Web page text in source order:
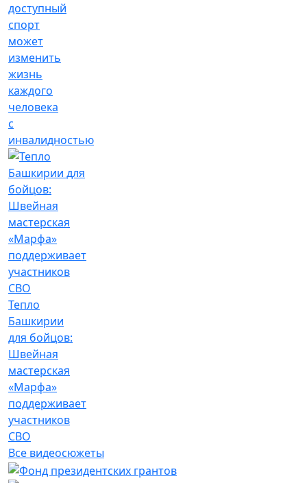
доступный
спорт
может
изменить
жизнь
каждого
человека
с
инвалидностью
Тепло
Башкирии
для бойцов:
Швейная
мастерская
«Марфа»
поддерживает
участников
СВО
Все видеосюжеты